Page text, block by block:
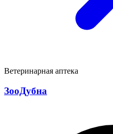
Ветеринарная аптека
ЗооДубна